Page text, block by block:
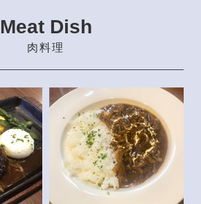
Meat Dish
肉料理